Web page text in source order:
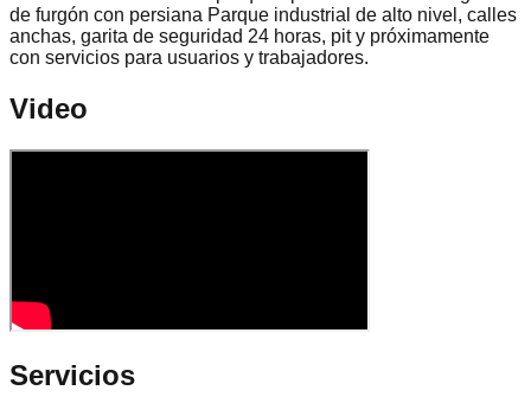
de furgón con persiana Parque industrial de alto nivel, calles
anchas, garita de seguridad 24 horas, pit y próximamente
con servicios para usuarios y trabajadores.
Video
Servicios